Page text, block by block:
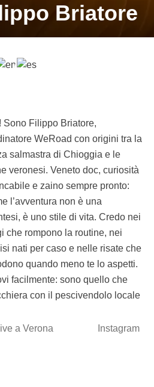
Briatore
Sono Filippo Briatore,
WeRoad con origini tra la
salmastra di Chioggia e le
veronesi. Veneto doc, curiosità
e zaino sempre pronto:
l’avventura non è una
è uno stile di vita. Credo nei
che rompono la routine, nei
nati per caso e nelle risate che
quando meno te lo aspetti.
facilmente: sono quello che
con il pescivendolo locale
butta a ballare senza pensarci
Amo le storie – quelle che si
ma soprattutto quelle che si
insieme. Che sia un’alba tra le
o un aperitivo con vista, voglio
esperienza lasci il segno.
in spalla e si parte, pronti a
il mondo: torneremo con
nuovi e tanta voglia di ripartire.
là fuori, dove iniziano le
a Verona Instagram